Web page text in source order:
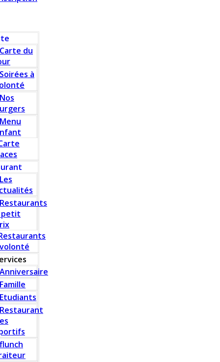
Carte du
Soirées à
Nos
Menu
Les
Restaurants
petit
Anniversaire
Famille
Etudiants
Restaurant
flunch